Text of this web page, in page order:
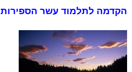
הקדמה לתלמוד עשר הספירות